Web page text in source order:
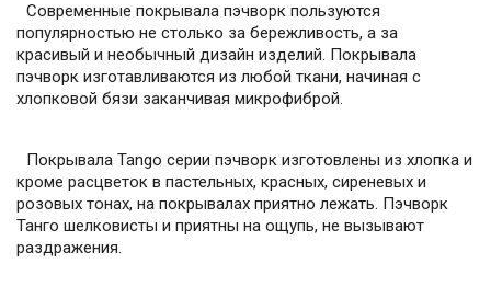
Современные покрывала пэчворк пользуются
популярностью не столько за бережливость, а за
красивый и необычный дизайн изделий. Покрывала
пэчворк изготавливаются из любой ткани, начиная с
хлопковой бязи заканчивая микрофиброй.
Покрывала Tango серии пэчворк изготовлены из хлопка и
кроме расцветок в пастельных, красных, сиреневых и
розовых тонах, на покрывалах приятно лежать. Пэчворк
Танго шелковисты и приятны на ощупь, не вызывают
раздражения.